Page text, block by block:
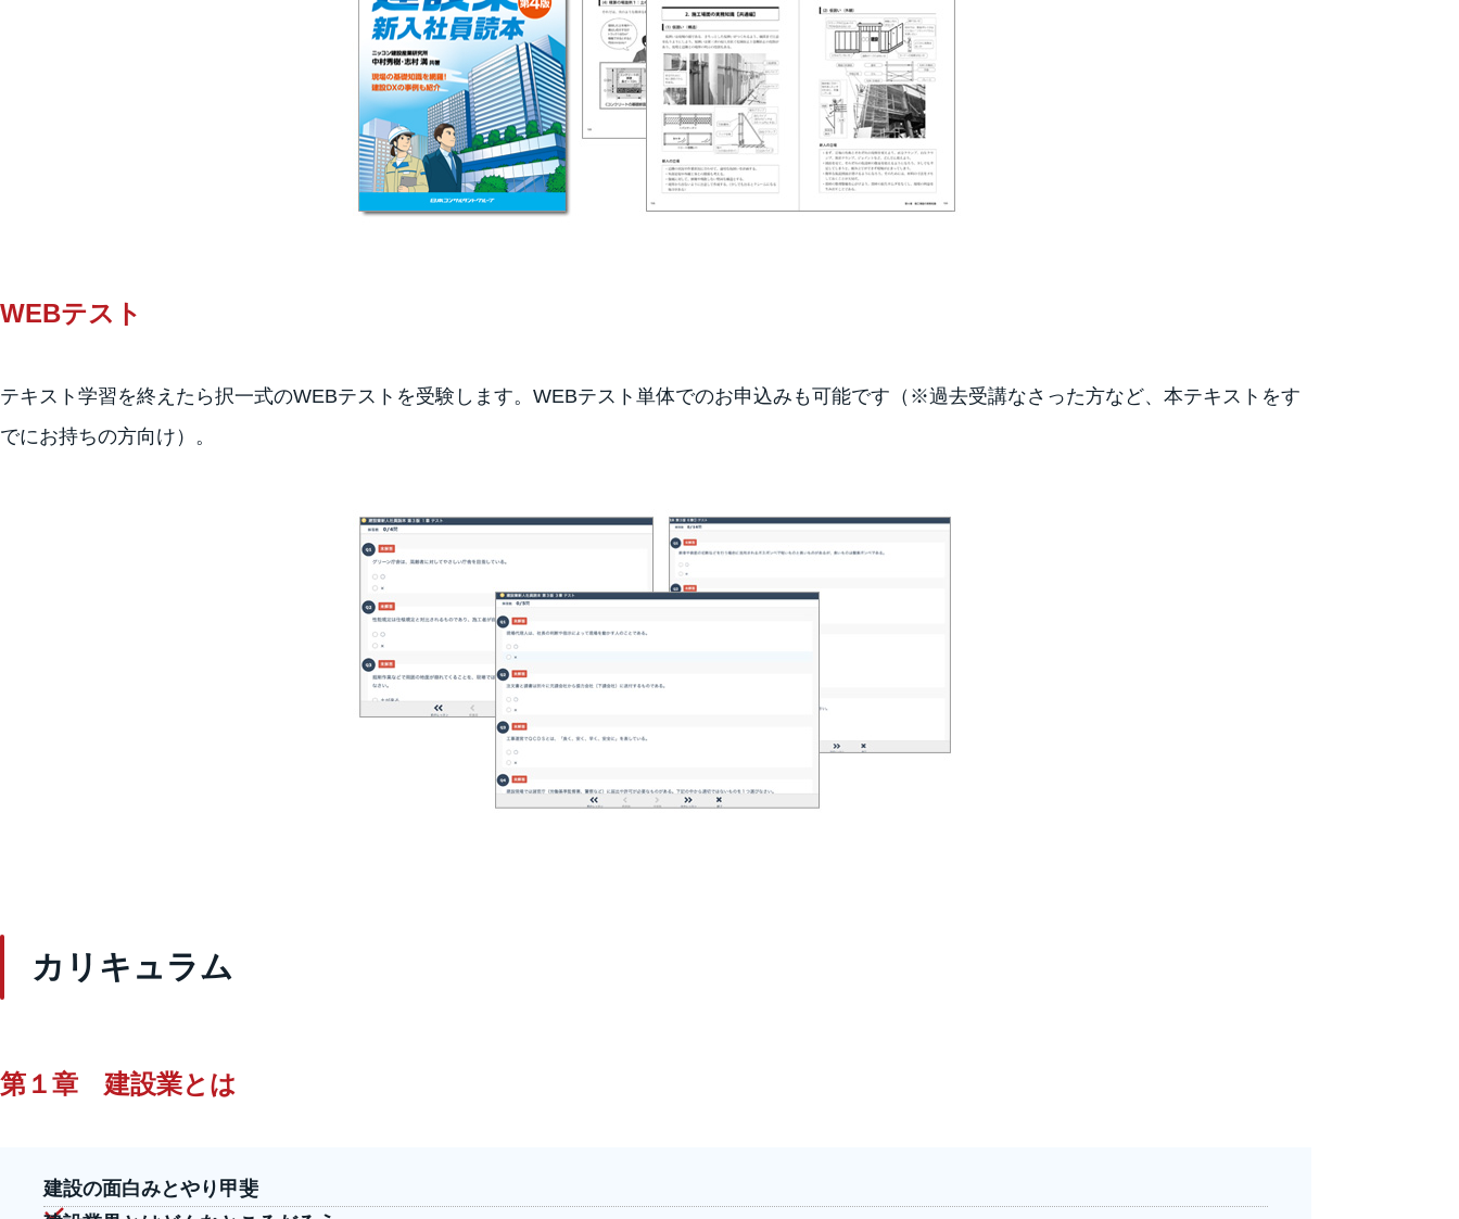
WEBテスト
テキスト学習を終えたら択一式のWEBテストを受験します。WEBテスト単体でのお申込みも可能です（※過去受講なさった方など、本テキストをす
でにお持ちの方向け）。
カリキュラム
第１章 建設業とは
建設の面白みとやり甲斐